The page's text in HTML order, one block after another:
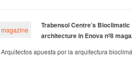
Trabensol Centre’s Bioclimatic
architecture in Enova nº8
apuesta por la arquitectura